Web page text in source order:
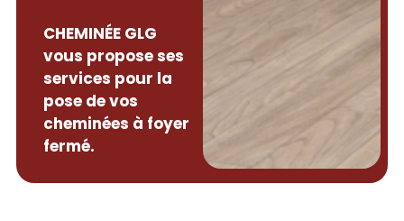
CHEMINÉE GLG
vous propose ses
services pour la
pose de vos
cheminées à foyer
fermé.